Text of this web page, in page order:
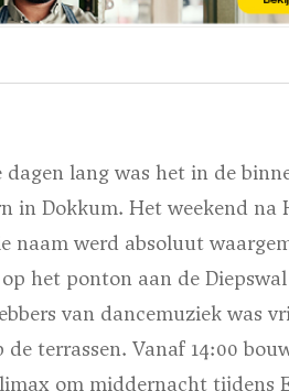
lang was het in de
in Dokkum. Het weekend na
naam werd absoluut
het ponton aan de
van dancemuziek was
terrassen. Vanaf 14:00
om middernacht tijdens